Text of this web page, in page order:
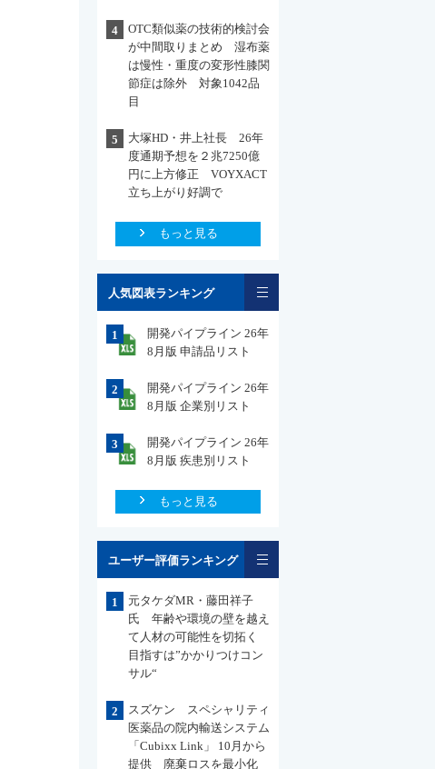
4
OTC類似薬の技術的検討会
が中間取りまとめ 湿布薬
は慢性・重度の変形性膝関
節症は除外 対象1042品
目
5
大塚HD・井上社長 26年
度通期予想を２兆7250億
円に上方修正 VOYXACT
立ち上がり好調で
もっと見る
人気図表ランキング
1
開発パイプライン 26年
8月版 申請品リスト
2
開発パイプライン 26年
8月版 企業別リスト
3
開発パイプライン 26年
8月版 疾患別リスト
もっと見る
ユーザー評価ランキング
1
元タケダMR・藤田祥子
氏 年齢や環境の壁を越え
て人材の可能性を切拓く
目指すは”かかりつけコン
サル“
2
スズケン スペシャリティ
医薬品の院内輸送システム
「Cubixx Link」 10月から
提供 廃棄ロスを最小化